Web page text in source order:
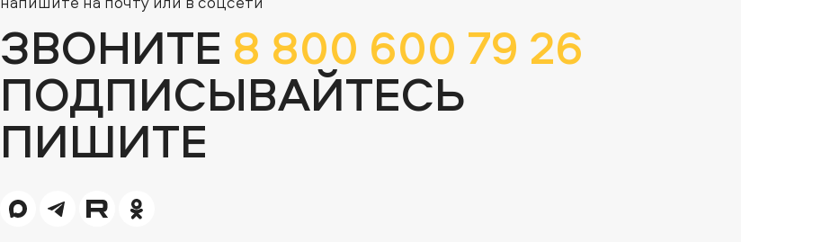
ЗВОНИТЕ 8 800 600 79 26
ПОДПИСЫВАЙТЕСЬ
ПИШИТЕ